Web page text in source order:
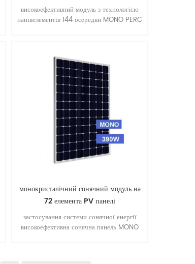
високоефективний модуль з технологією
напівелементів 144 осередки MONO PERC
монокристалічний сонячний модуль на
72 елемента PV панелі
застосування системи сонячної енергії
високоефективна сонячна панель MONO